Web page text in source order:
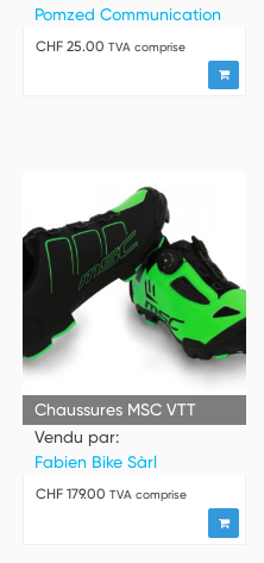
Pomzed Communication
CHF 25.00 TVA comprise
Chaussures MSC VTT
Vendu par:
Fabien Bike Sàrl
CHF 179.00 TVA comprise